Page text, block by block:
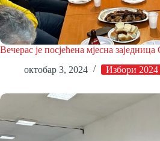
Вечерас је посјећена мјесна заједница
октобар 3, 2024
Избори 2024